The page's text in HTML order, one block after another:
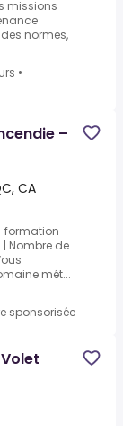
missions
normes,
•
–
CA
formation
Nombre de
mét...
sponsorisée